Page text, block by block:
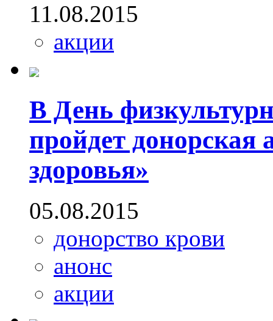
11.08.2015
акции
В День
пройдет
здоровья»
05.08.2015
донорство крови
анонс
акции